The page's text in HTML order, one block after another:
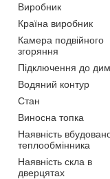
Виробник
Країна виробник
Камера подвійного
згоряння
Підключення до
Водяний контур
Стан
Виносна топка
Наявність
теплообмінника
Наявність скла в
дверцятах